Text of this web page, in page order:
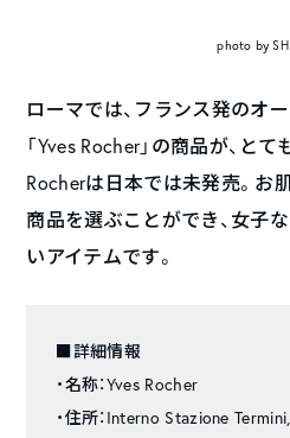
photo by
ローマでは、フランス発のオ
「Yves Rocher」の商品が、と
Rocherは日本では未発売。お
商品を選ぶことができ、女子
いアイテムです。
■詳細情報
・名称：Yves Rocher
・住所：Interno Stazione